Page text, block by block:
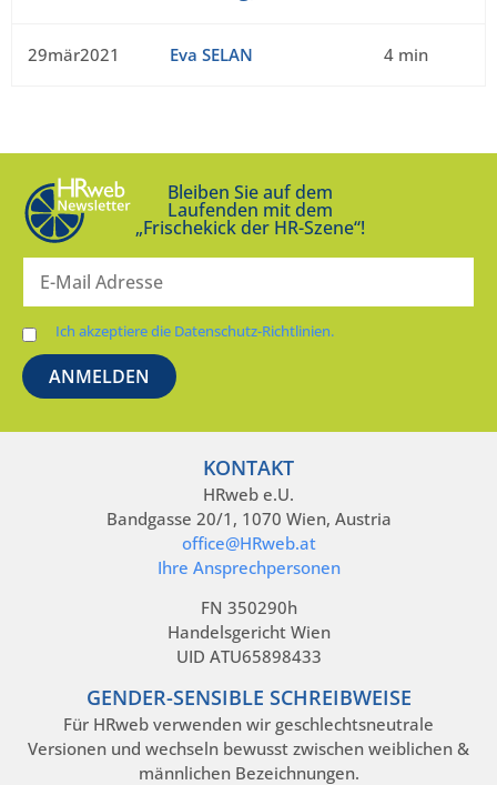
29mär2021 Eva SELAN 4 min
Bleiben Sie auf dem
Laufenden mit dem
„Frischekick der HR-Szene“!
Ich akzeptiere die Datenschutz-Richtlinien.
KONTAKT
HRweb e.U.
Bandgasse 20/1, 1070 Wien, Austria
office@HRweb.at
Ihre Ansprechpersonen
FN 350290h
Handelsgericht Wien
UID ATU65898433
GENDER-SENSIBLE SCHREIBWEISE
Für HRweb verwenden wir geschlechtsneutrale
Versionen und wechseln bewusst zwischen weiblichen &
männlichen Bezeichnungen.